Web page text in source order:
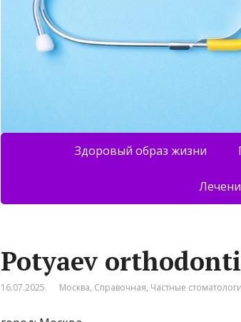
Здоровый образ жизни
Potyaev
16.07.2025 Москва, Справочная, Частные